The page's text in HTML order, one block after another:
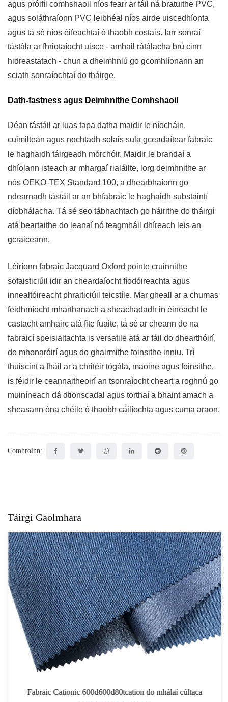
agus próifíl comhshaoil ​​níos fearr ar fáil ná bratuithe PVC,
agus soláthraíonn PVC leibhéal níos airde uiscedhíonta
agus tá sé níos éifeachtaí ó thaobh costais. Iarr sonraí
tástála ar fhriotaíocht uisce - amhail rátálacha brú cinn
hidreastatach - chun a dheimhniú go gcomhlíonann an
sciath sonraíochtaí do tháirge.
Dath-fastness agus Deimhnithe Comhshaoil
Déan tástáil ar luas tapa datha maidir le níocháin,
cuimilteán agus nochtadh solais sula gceadaítear fabraic
le haghaidh táirgeadh mórchóir. Maidir le brandaí a
dhíolann isteach ar mhargaí rialáilte, lorg deimhnithe ar
nós OEKO-TEX Standard 100, a dhearbhaíonn go
ndearnadh tástáil ar an bhfabraic le haghaidh substaintí
díobhálacha. Tá sé seo tábhachtach go háirithe do tháirgí
atá beartaithe do leanaí nó teagmháil dhíreach leis an
gcraiceann.
Léiríonn fabraic Jacquard Oxford pointe cruinnithe
sofaisticiúil idir an cheardaíocht fíodóireachta agus
innealtóireacht phraiticiúil teicstíle. Mar gheall ar a chumas
feidhmíocht mharthanach a sheachadadh in éineacht le
castacht amhairc atá fite fuaite, tá sé ar cheann de na
fabraicí speisialtachta is versatile atá ar fáil do dhearthóirí,
do mhonaróirí agus do ghairmithe foinsithe inniu. Trí
thuiscint a fháil ar a chritéir tógála, maoine agus foinsithe,
is féidir le ceannaitheoirí an tsonraíocht cheart a roghnú go
muiníneach dá dtionscadal agus torthaí a bhaint amach a
sheasann óna chéile ó thaobh cáilíochta agus cuma araon.
Comhroinn:
Táirgí Gaolmhara
Fabraic Cationic 600d600d80tcation do mhálaí cúltaca